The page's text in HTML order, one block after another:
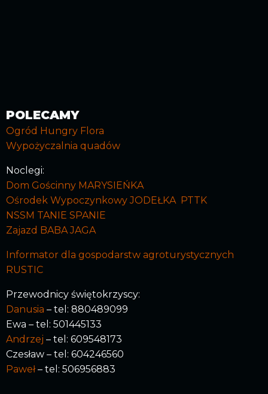
POLECAMY
Ogród Hungry Flora
Wypożyczalnia quadów
Noclegi:
Dom Gościnny MARYSIEŃKA
Ośrodek Wypoczynkowy JODEŁKA PTTK
NSSM TANIE SPANIE
Zajazd BABA JAGA
Informator dla gospodarstw agroturystycznych
RUSTIC
Przewodnicy świętokrzyscy:
Danusia – tel: 880489099
Ewa – tel: 501445133
Andrzej – tel: 609548173
Czesław – tel: 604246560
Paweł– tel: 506956883